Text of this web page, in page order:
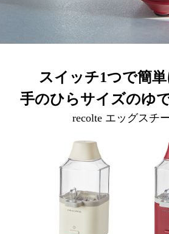
スイッチ1つで簡
手のひらサイズのゆ
recolte エッグスチ